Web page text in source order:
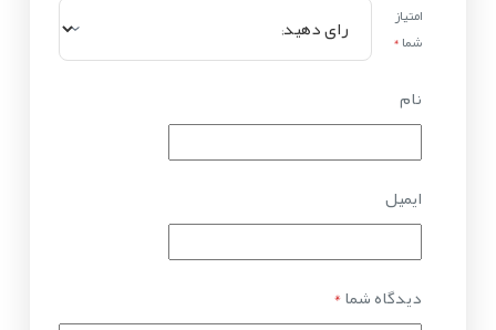
امتیاز
شما*
نام
ایمیل
دیدگاه شما*